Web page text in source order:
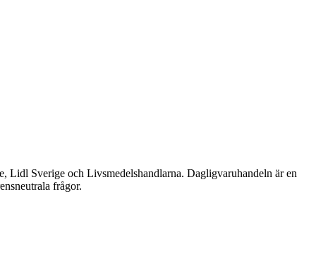
Lidl Sverige och Livsmedelshandlarna. Dagligvaruhandeln är en
frågor.